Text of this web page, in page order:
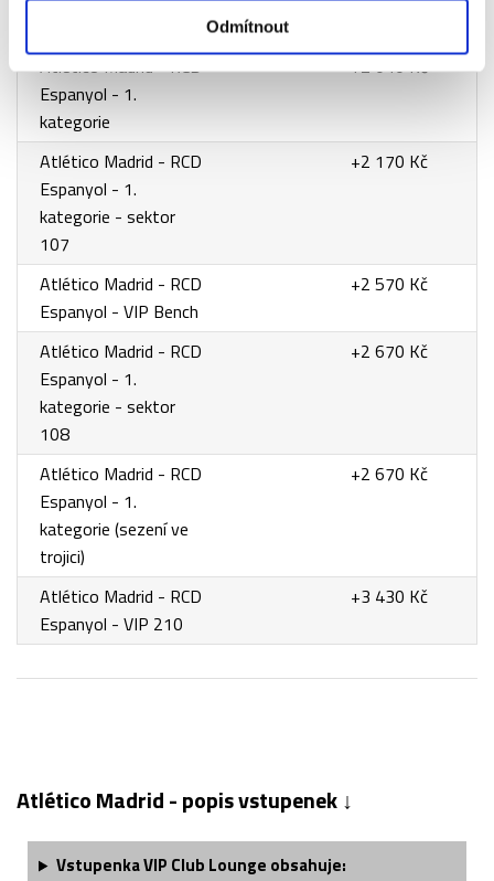
Odmítnout
Atlético Madrid - RCD
Espanyol - 1.
kategorie
+2 040 Kč
Atlético Madrid - RCD
Espanyol - 1.
kategorie - sektor
107
+2 170 Kč
Atlético Madrid - RCD
Espanyol - VIP Bench
+2 570 Kč
Atlético Madrid - RCD
Espanyol - 1.
kategorie - sektor
108
+2 670 Kč
Atlético Madrid - RCD
Espanyol - 1.
kategorie (sezení ve
trojici)
+2 670 Kč
Atlético Madrid - RCD
Espanyol - VIP 210
+3 430 Kč
Atlético Madrid - popis vstupenek ↓
Vstupenka VIP Club Lounge obsahuje: